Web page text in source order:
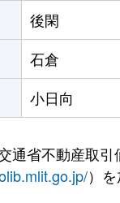
後閑
石倉
小日向
通省不動産取引
）